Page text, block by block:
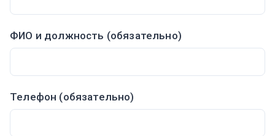
ФИО и должность (обязательно)
Телефон (обязательно)